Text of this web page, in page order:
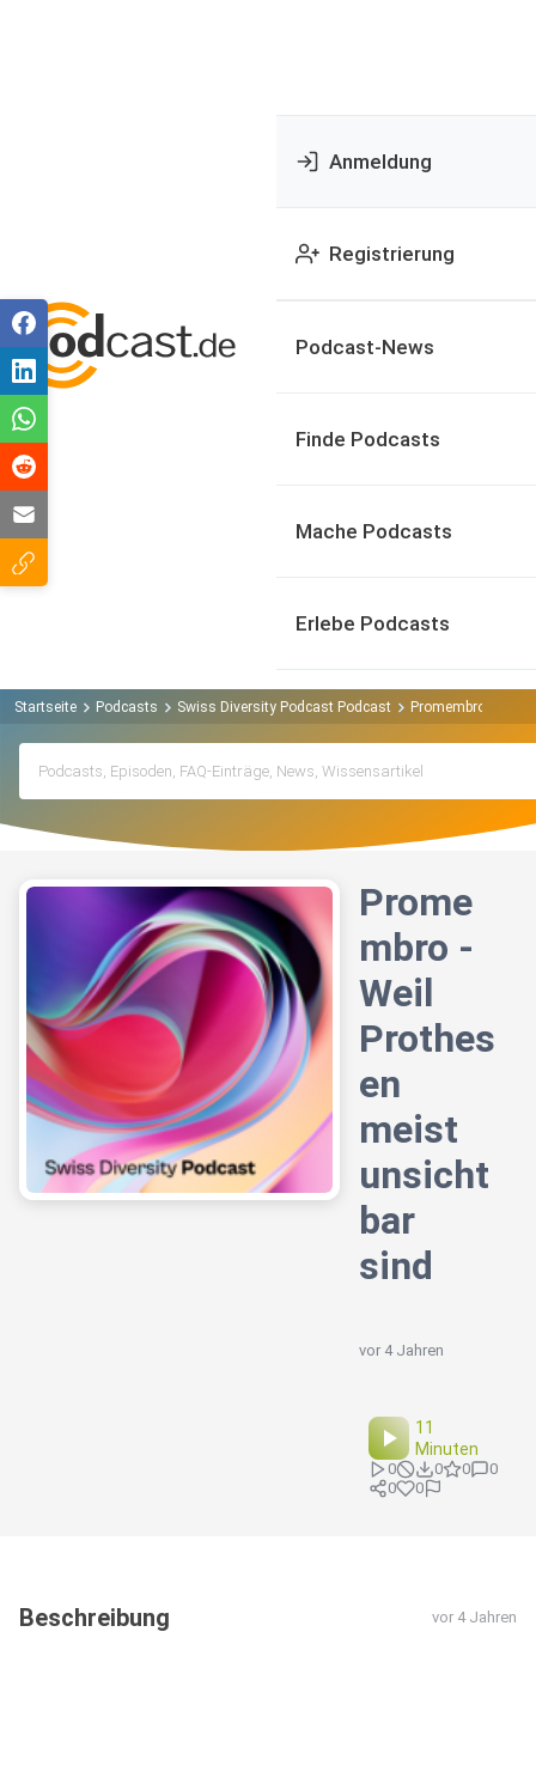
Anmeldung
Registrierung
Podcast-News
Finde Podcasts
Mache Podcasts
Erlebe Podcasts
Startseite Podcasts Swiss Diversity Podcast Podcast Promembro - Weil
Prome
mbro -
Weil
Prothes
en
meist
unsicht
bar
sind
vor 4 Jahren
11
Minuten
0 0 0
0
0
0
Beschreibung vor 4 Jahren